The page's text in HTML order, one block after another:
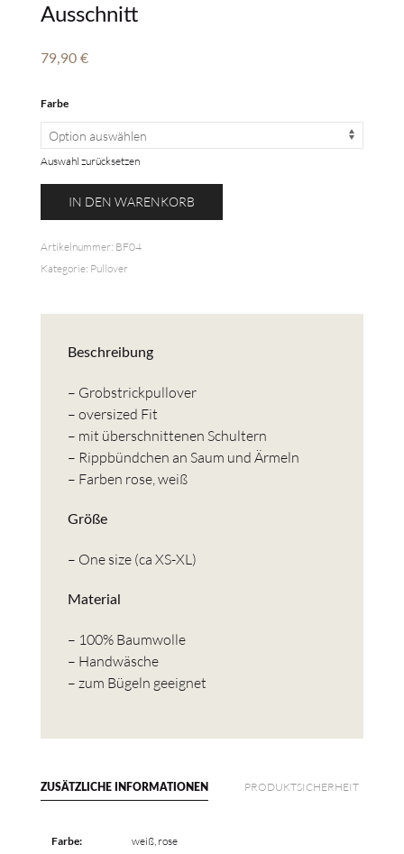
Ausschnitt
79,90 €
Farbe
Auswahl zurücksetzen
Langer
Baumwollpullover
Ausschnitt
Menge
IN DEN WARENKORB
Artikelnummer: BF04
Kategorie: Pullover
Beschreibung
– Grobstrickpullover
– oversized Fit
– mit überschnittenen Schultern
– Rippbündchen an Saum und Ärmeln
– Farben rose, weiß
Größe
– One size (ca XS-XL)
Material
– 100% Baumwolle
– Handwäsche
– zum Bügeln geeignet
ZUSÄTZLICHE INFORMATIONEN PRODUKTSICHERHEIT
Farbe: weiß, rose